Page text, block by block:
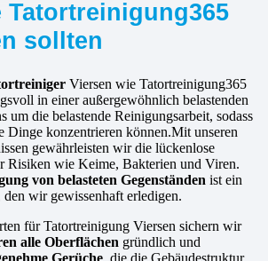
Tatortreinigung365
sollten
Viersen wie Tatortreinigung365
in einer außergewöhnlich belastenden
um die belastende Reinigungsarbeit, sodass
Dinge konzentrieren können.Mit unseren
gewährleisten wir die lückenlose
Risiken wie Keime, Bakterien und Viren.
von belasteten Gegenständen ist ein
den wir gewissenhaft erledigen.
für Tatortreinigung Viersen sichern wir
alle Oberflächen gründlich und
Gerüche , die die Gebäudestruktur